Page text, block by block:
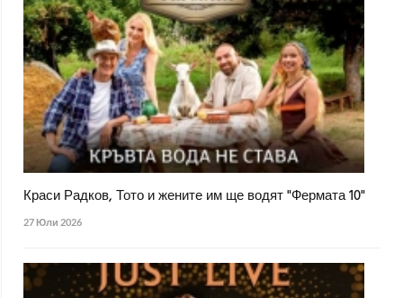
Краси Радков, Тото и жените им ще водят "Фермата 10"
27 Юли 2026